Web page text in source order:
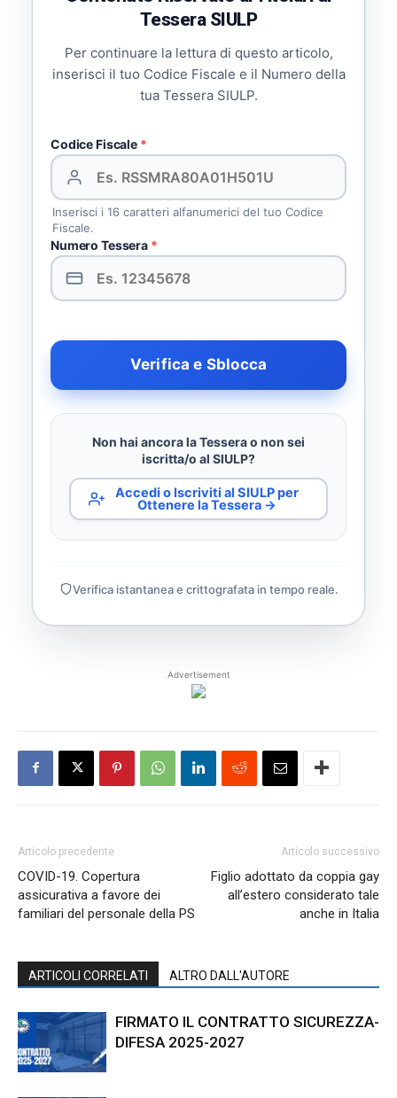
Tessera SIULP
Per continuare la lettura di questo articolo,
inserisci il tuo Codice Fiscale e il Numero della
tua Tessera SIULP.
Codice Fiscale *
Inserisci i 16 caratteri alfanumerici del tuo Codice
Fiscale.
Numero Tessera *
Verifica e Sblocca
Non hai ancora la Tessera o non sei
iscritta/o al SIULP?
Accedi o Iscriviti al SIULP per
Ottenere la Tessera →
Verifica istantanea e crittografata in tempo reale.
Advertisement
Articolo precedente
COVID-19. Copertura
assicurativa a favore dei
familiari del personale della PS
Articolo successivo
Figlio adottato da coppia gay
all’estero considerato tale
anche in Italia
ARTICOLI CORRELATI ALTRO DALL'AUTORE
FIRMATO IL CONTRATTO SICUREZZA-
DIFESA 2025-2027